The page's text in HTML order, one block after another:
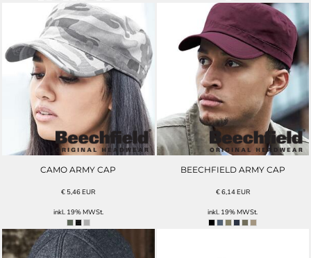
CAMO ARMY CAP
€ 5,46EUR
inkl. 19% MWSt.
BEECHFIELD ARMY CAP
€6,14EUR
inkl. 19% MWSt.